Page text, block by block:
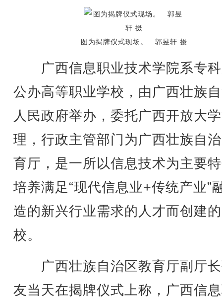
图为揭牌仪式现场。 郭昱轩 摄
广西信息职业技术学院系专
公办高等职业学校，由广西壮族
人民政府举办，委托广西开放大
理，行政主管部门为广西壮族自
育厅，是一所以信息技术为主要
培养满足“现代信息业+传统产业”
造的新兴行业需求的人才而创建
校。
广西壮族自治区教育厅副厅
友当天在揭牌仪式上称，广西信